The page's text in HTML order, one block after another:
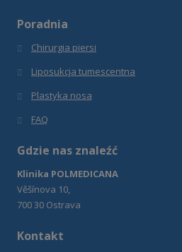
Poradnia
Chirurgia piersi
Liposukcja tumescentna
Plastyka nosa
FAQ
Gdzie nas znaleźć
Klinika POLMEDICANA
Věšínova 10,
700 30 Ostrava
Kontakt